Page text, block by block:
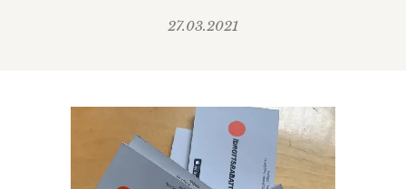
27.03.2021